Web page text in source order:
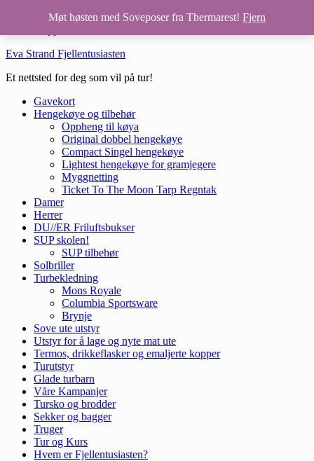
Hopp til hovedinnhold
Eva Strand Fjellentusiasten
Et nettsted for deg som vil på tur!
Gavekort
Hengekøye og tilbehør
Oppheng til køya
Original dobbel hengekøye
Compact Singel hengekøye
Lightest hengekøye for gramjegere
Myggnetting
Ticket To The Moon Tarp Regntak
Damer
Herrer
DU//ER Friluftsbukser
SUP skolen!
SUP tilbehør
Solbriller
Turbekledning
Mons Royale
Columbia Sportsware
Brynje
Sove ute utstyr
Utstyr for å lage og nyte mat ute
Termos, drikkeflasker og emaljerte kopper
Turutstyr
Glade turbarn
Våre Kampanjer
Tursko og brodder
Sekker og bagger
Truger
Tur og Kurs
Hvem er Fjellentusiasten?
Møt høsten med Soveposer fra Thermarest! Fjern